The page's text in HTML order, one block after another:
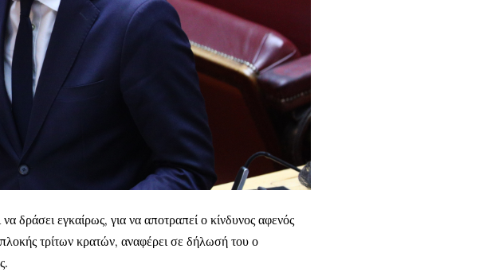
δράσει εγκαίρως, για να αποτραπεί ο κίνδυνος αφενός
τρίτων κρατών, αναφέρει σε δήλωσή του ο